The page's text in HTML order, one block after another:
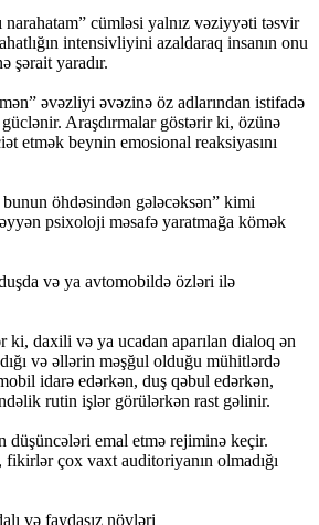
cümləsi yalnız vəziyyəti təsvir
intensivliyini azaldaraq insanın onu
şərait yaradır.
əvəzliyi əvəzinə öz adlarından istifadə
Araşdırmalar göstərir ki, özünə
etmək beynin emosional reaksiyasını
öhdəsindən gələcəksən” kimi
psixoloji məsafə yaratmağa kömək
və ya avtomobildə özləri ilə
daxili və ya ucadan aparılan dialoq ən
və əllərin məşğul olduğu mühitlərdə
idarə edərkən, duş qəbul edərkən,
rutin işlər görülərkən rast gəlinir.
düşüncələri emal etmə rejiminə keçir.
çox vaxt auditoriyanın olmadığı
və faydasız növləri